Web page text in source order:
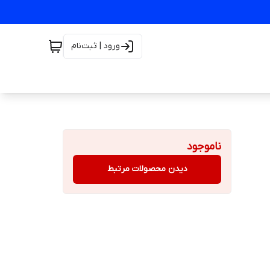
ورود | ثبت‌نام
ناموجود
دیدن محصولات مرتبط